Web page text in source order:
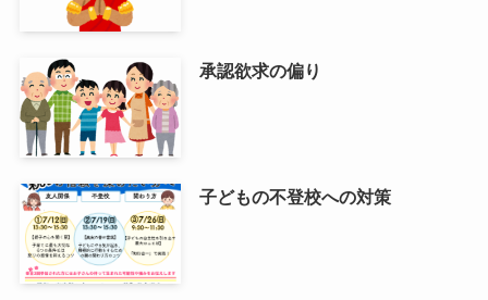
承認欲求の偏り
子どもの不登校への対策